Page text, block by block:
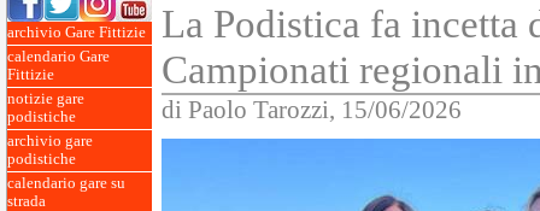
archivio Gare Fittizie
calendario Gare
Fittizie
notizie gare
podistiche
archivio gare
podistiche
calendario gare su
strada
La Podistica fa incetta
Campionati regionali
di Paolo Tarozzi, 15/06/2026